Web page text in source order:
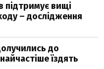
підтримує вищі
– дослідження
до
їздять